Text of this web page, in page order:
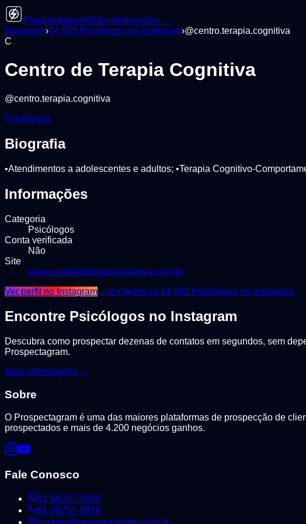
ProspectagramMais informações →
Instagram›14.503 Psicólogos no Instagram›@centro.terapia.cognitiva
C
Centro de Terapia Cognitiva
@centro.terapia.cognitiva
Psicólogos
Biografia
•Atendimentos a adolescentes e adultos; •Terapia Cognitivo-
Informações
Categoria
Psicólogos
Conta verificada
Não
Site
www.centrodeterapiacognitiva.com.br
Ver perfil no Instagram←Ver todos os 14.503 Psicólogos no Instagram
Encontre Psicólogos no Instagram
Descubra como prospectar dezenas de contatos em segundos, sem
Prospectagram.
Mais informações →
Sobre
O Prospectagram é uma das maiores plataformas de prospecção de
prospectados e mais de 4.200 negócios ganhos.
Fale Conosco
61 98257-5959
61 98257-5959